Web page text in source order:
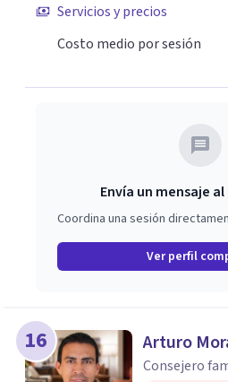
Servicios y precios
Costo medio por sesión
Envía un mensaje
Coordina una sesión
Ver perfil
16 Arturo
Consejero